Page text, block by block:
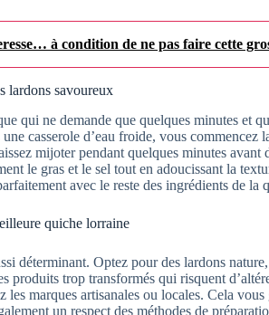
à condition de ne pas faire cette
lardons savoureux
qui ne demande que quelques minutes et
casserole d’eau froide, vous commencez
mijoter pendant quelques minutes avant
le gras et le sel tout en adoucissant la
avec le reste des ingrédients de la
quiche lorraine
déterminant. Optez pour des lardons
produits trop transformés qui risquent
marques artisanales ou locales. Cela vous
un respect des méthodes de